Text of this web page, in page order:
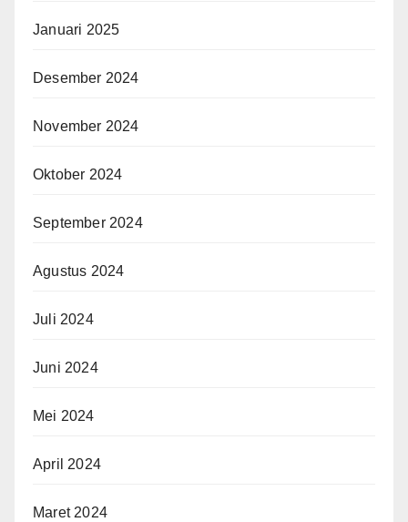
Januari 2025
Desember 2024
November 2024
Oktober 2024
September 2024
Agustus 2024
Juli 2024
Juni 2024
Mei 2024
April 2024
Maret 2024